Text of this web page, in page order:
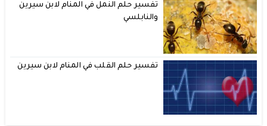
تفسير حلم النمل في المنام لابن سيرين
والنابلسي
تفسير حلم القلب في المنام لابن سيرين